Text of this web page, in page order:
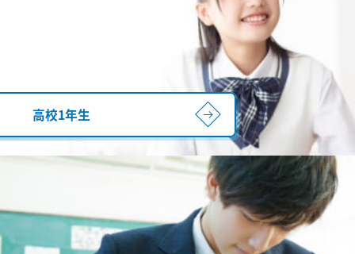
高校1年生